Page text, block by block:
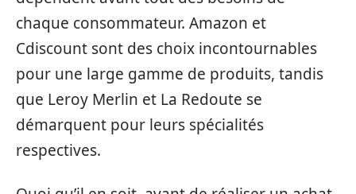
chaque consommateur. Amazon et
Cdiscount sont des choix incontournables
pour une large gamme de produits, tandis
que Leroy Merlin et La Redoute se
démarquent pour leurs spécialités
respectives.